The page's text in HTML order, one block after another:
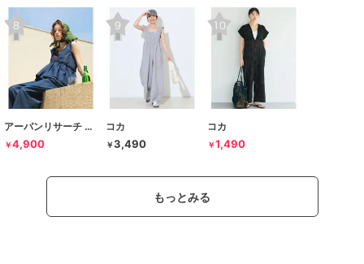
アーバンリサーチ サニーレーベル
￥4,900
コカ
￥3,490
コカ
￥1,490
もっとみる